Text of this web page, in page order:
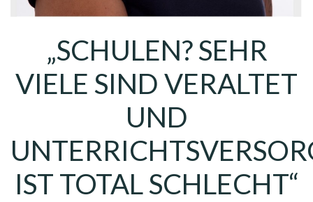
„SCHULEN? SEHR
VIELE SIND VERALTET
UND
IST TOTAL SCHLECHT“